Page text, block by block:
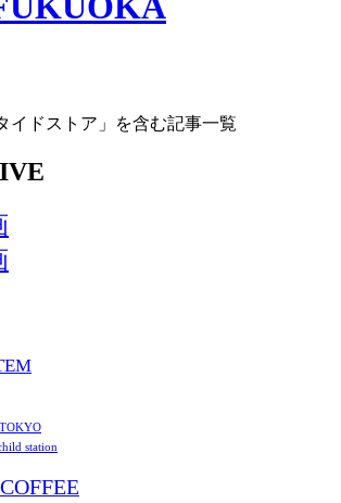
イドストア」を含む記事一覧
station